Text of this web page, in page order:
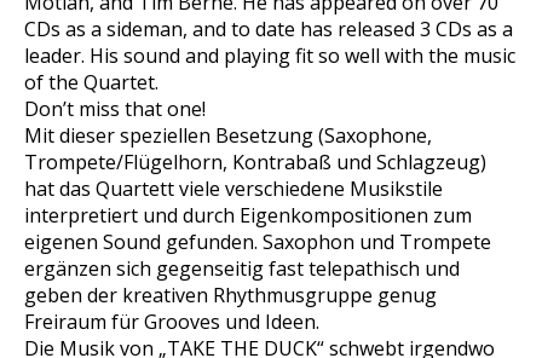
CDs as a sideman, and to date has released 3 CDs as a
leader. His sound and playing fit so well with the music
of the Quartet.
Don’t miss that one!
Mit dieser speziellen Besetzung (Saxophone,
Trompete/Flügelhorn, Kontrabaß und Schlagzeug)
hat das Quartett viele verschiedene Musikstile
interpretiert und durch Eigenkompositionen zum
eigenen Sound gefunden. Saxophon und Trompete
ergänzen sich gegenseitig fast telepathisch und
geben der kreativen Rhythmusgruppe genug
Freiraum für Grooves und Ideen.
Die Musik von „TAKE THE DUCK“ schwebt irgendwo